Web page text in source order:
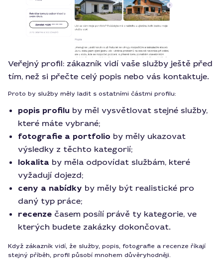
Veřejný profil: zákazník vidí vaše služby ještě před
tím, než si přečte celý popis nebo vás kontaktuje.
Proto by služby měly ladit s ostatními částmi profilu:
popis profilu by měl vysvětlovat stejné služby,
které máte vybrané;
fotografie a portfolio by měly ukazovat
výsledky z těchto kategorií;
lokalita by měla odpovídat službám, které
vyžadují dojezd;
ceny a nabídky by měly být realistické pro
daný typ práce;
recenze časem posílí právě ty kategorie, ve
kterých budete zakázky dokončovat.
Když zákazník vidí, že služby, popis, fotografie a recenze říkají
stejný příběh, profil působí mnohem důvěryhodněji.